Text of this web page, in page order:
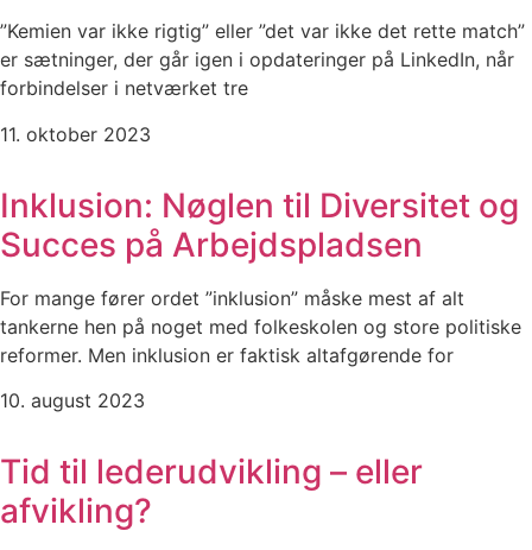
”Kemien var ikke rigtig” eller ”det var ikke det rette match”
er sætninger, der går igen i opdateringer på LinkedIn, når
forbindelser i netværket tre
11. oktober 2023
Inklusion: Nøglen til Diversitet og
Succes på Arbejdspladsen
For mange fører ordet ”inklusion” måske mest af alt
tankerne hen på noget med folkeskolen og store politiske
reformer. Men inklusion er faktisk altafgørende for
10. august 2023
Tid til lederudvikling – eller
afvikling?